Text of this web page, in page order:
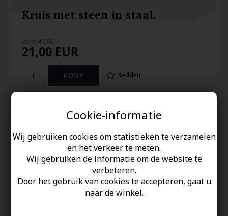
Cookie-informatie
Wij gebruiken cookies om statistieken te verzamelen
en het verkeer te meten.
Wij gebruiken de informatie om de website te
verbeteren.
Door het gebruik van cookies te accepteren, gaat u
naar de winkel.
Kruis met steen in staal.
Voor47,00
21,00 EUR
Redden
Uw veiligheid
100% nikkelvrij sieraden